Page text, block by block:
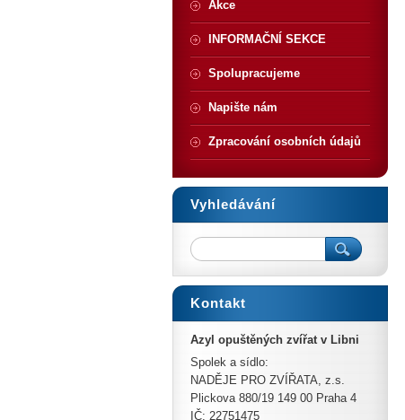
Akce
INFORMAČNÍ SEKCE
Spolupracujeme
Napište nám
Zpracování osobních údajů
Vyhledávání
Kontakt
Azyl opuštěných zvířat v Libni
Spolek a sídlo:
NADĚJE PRO ZVÍŘATA, z.s.
Plickova 880/19 149 00 Praha 4
IČ: 22751475